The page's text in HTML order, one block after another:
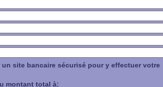
site bancaire sécurisé pour y effectuer votre
montant total à: